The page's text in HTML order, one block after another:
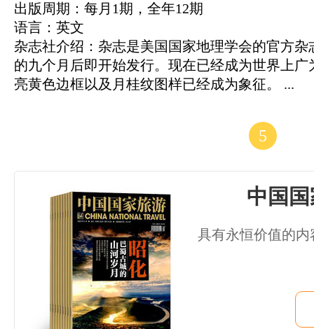
出版周期：每月1期，全年12期
语言：英文
杂志社介绍：杂志是美国国家地理学会的官方
的九个月后即开始发行。现在已经成为世界上
亮黄色边框以及月桂纹图样已经成为象征。 ...
5
中国
具有永恒价值的